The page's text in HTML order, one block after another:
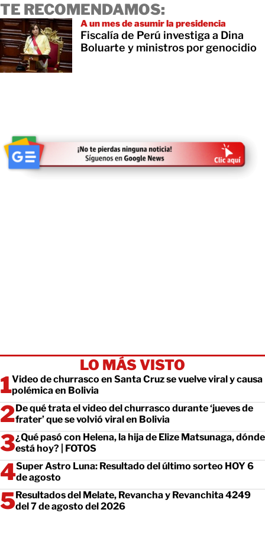
TE RECOMENDAMOS:
A un mes de asumir la presidencia
Fiscalía de Perú investiga a Dina
Boluarte y ministros por genocidio
LO MÁS VISTO
Video de churrasco en Santa Cruz se vuelve viral y causa
polémica en Bolivia
De qué trata el video del churrasco durante ‘jueves de
frater’ que se volvió viral en Bolivia
¿Qué pasó con Helena, la hija de Elize Matsunaga, dónde
está hoy? | FOTOS
Super Astro Luna: Resultado del último sorteo HOY 6
de agosto
Resultados del Melate, Revancha y Revanchita 4249
del 7 de agosto del 2026